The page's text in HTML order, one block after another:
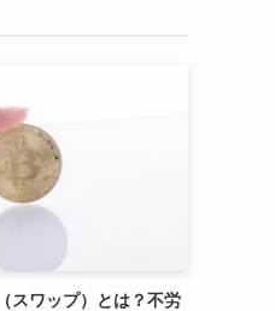
スワップ）とは？不労